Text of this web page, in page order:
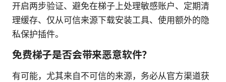
开启两步验证、避免在梯子上处理敏感账户、定期清
理缓存、仅从可信来源下载安装工具、使用额外的隐
私保护插件。
免费梯子是否会带来恶意软件？
有可能，尤其来自不可信的来源，务必从官方渠道获